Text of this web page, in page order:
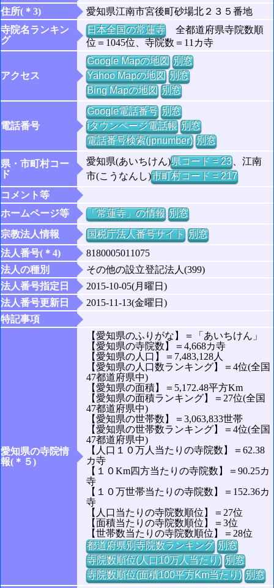
住所(＊3)
愛知県江南市宮後町砂場北２３５番地
寺院名ランキン
グ
日本全国の常蓮寺全都道府県寺院数順
位＝1045位、寺院数＝11カ寺
アクセス
Google Mapの地図 別窓
Yahoo Mapの地図 別窓
Bing Mapの地図 別窓
電話番号
Google電話番号 別窓
iタウンページ電話帳 別窓
電話番号検索(jpnumber) 別窓
県・市町村コー
ド
愛知県(あいちけん)県コード = 23、江南
市(こうなんし)市町村コード = 217
コメント等
ホームページ等
「常蓮寺」の情報 別窓
宗教法人情報
国税庁法人番号サイト 別窓
法人番号(＊4)
8180005011075
法人の種別
その他の設立登記法人(399)
法人番号指定日
2015-10-05(月曜日)
法人番号更新日
2015-11-13(金曜日)
特記事項
愛知県の寺院情
報(＊５)
【愛知県のふりがな】＝「あいちけん」
【愛知県の寺院数】＝4,668カ寺
【愛知県の人口】＝7,483,128人
【愛知県の人口数ランキング】＝4位(全国
47都道府県中)
【愛知県の面積】＝5,172.48平方Km
【愛知県の面積ランキング】＝27位(全国
47都道府県中)
【愛知県の世帯数】＝3,063,833世帯
【愛知県の世帯数ランキング】＝4位(全国
47都道府県中)
【人口１０万人当たりの寺院数】＝62.38
カ寺
【１０Km四方当たりの寺院数】＝90.25カ
寺
【１０万世帯当たりの寺院数】＝152.36カ
寺
【人口当たりの寺院数順位】＝27位
【面積当たりの寺院数順位】＝3位
【世帯数当たりの寺院数順位】＝28位
都道府県別寺院数ランキング 別窓
寺院数順位(人口10万人当たり) 別窓
寺院数順位(面積100平方Km当たり) 別窓